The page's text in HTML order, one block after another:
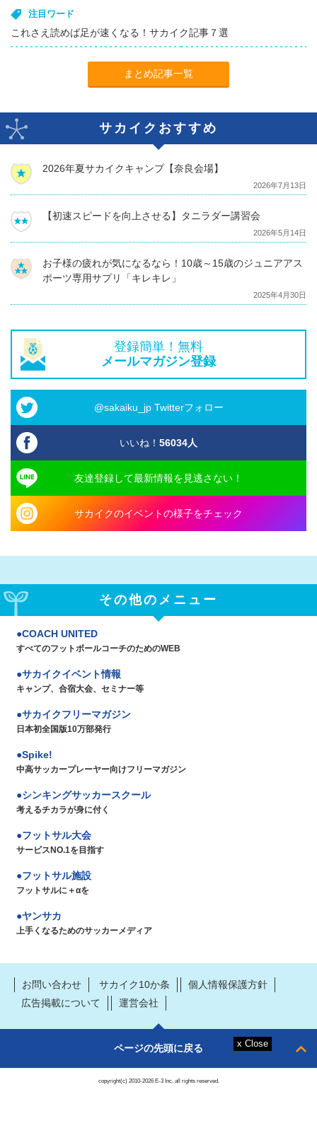
注目ワード
これさえ読めば足が速くなる！サカイク記事７選
まとめ記事一覧
サカイクおすすめ
2026年夏サカイクキャンプ【奈良会場】
2026年7月13日
【初速スピードを向上させる】タニラダー講習会
2026年5月14日
お子様の疲れが気になるなら！10歳～15歳のジュニアアス
ポーツ専用サプリ「キレキレ」
2025年4月30日
登録簡単！無料
メールマガジン登録
@sakaiku_jp Twitterフォロー
いいね！ 56034人
友達登録して最新情報を見逃さない！
サカイクのイベントの様子をチェック
その他のメニュー
COACH UNITED
すべてのフットボールコーチのためのWEB
サカイクイベント情報
キャンプ、合宿大会、セミナー等
サカイクフリーマガジン
日本初全国版10万部発行
Spike!
中高サッカープレーヤー向けフリーマガジン
シンキングサッカースクール
考えるチカラが身に付く
フットサル大会
サービスNO.1を目指す
フットサル施設
フットサルに＋αを
ヤンサカ
上手くなるためのサッカーメディア
お問い合わせ サカイク10か条
個人情報保護方針
広告掲載について
運営会社
ページの先頭に戻る
copyright(c) 2010-2026 E-3 Inc. all rights reserved.